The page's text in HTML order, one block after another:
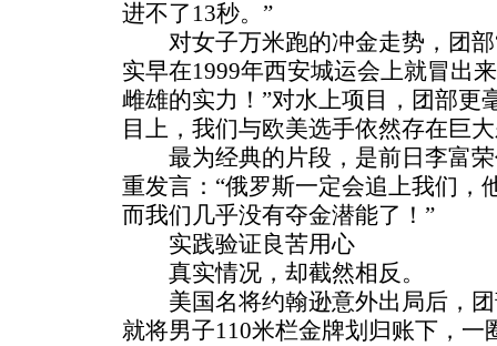
进不了13秒。”
对女子万米跑的冲金走势，团部
实早在1999年西安城运会上就冒出
雌雄的实力！”对水上项目，团部更
目上，我们与欧美选手依然存在巨
最为经典的片段，是前日李富荣
重发言：“俄罗斯一定会追上我们，
而我们几乎没有夺金潜能了！”
实践验证良苦用心
真实情况，却截然相反。
美国名将约翰逊意外出局后，团
就将男子110米栏金牌划归账下，一